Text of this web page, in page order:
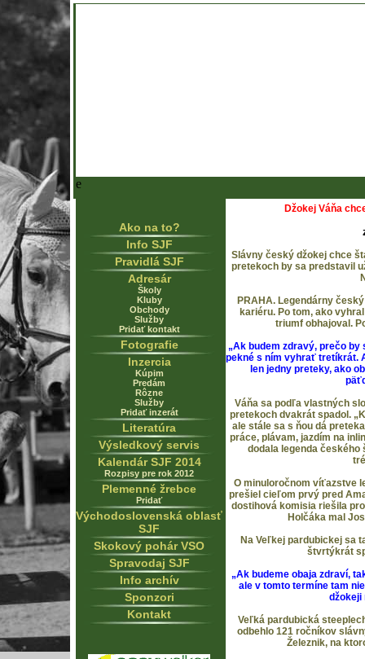
e
Ako na to?
Info SJF
Pravidlá SJF
Adresár
Školy
Kluby
Obchody
Služby
Pridať kontakt
Fotografie
Inzercia
Kúpim
Predám
Rôzne
Služby
Pridať inzerát
Literatúra
Výsledkový servis
Kalendár SJF 2014
Rozpisy pre rok 2012
Plemenné žrebce
Pridať
Východoslovenská oblasť
SJF
Skokový pohár VSO
Spravodaj SJF
Info archív
Sponzori
Kontakt
Džokej Váňa
Slávny český džokej chce
pretekoch by sa predstavil
PRAHA. Legendárny
kariéru. Po tom, ako
triumf obhajoval.
„Ak budem zdravý, prečo
pekné s ním vyhrať tretíkrát.
len jedny preteky, ako
Váňa sa podľa vlastných
pretekoch dvakrát spadol.
ale stále sa s ňou dá
práce, plávam, jazdím na
dodala legenda
O minuloročnom víťazstve
prešiel cieľom prvý pred
dostihová komisia riešila
Holčáka mal
Na Veľkej pardubickej sa
štvrtýkrát
„Ak budeme obaja zdraví,
ale v tomto termíne tam
džokeji
Veľká pardubická
odbehlo 121 ročníkov
Železnik, na